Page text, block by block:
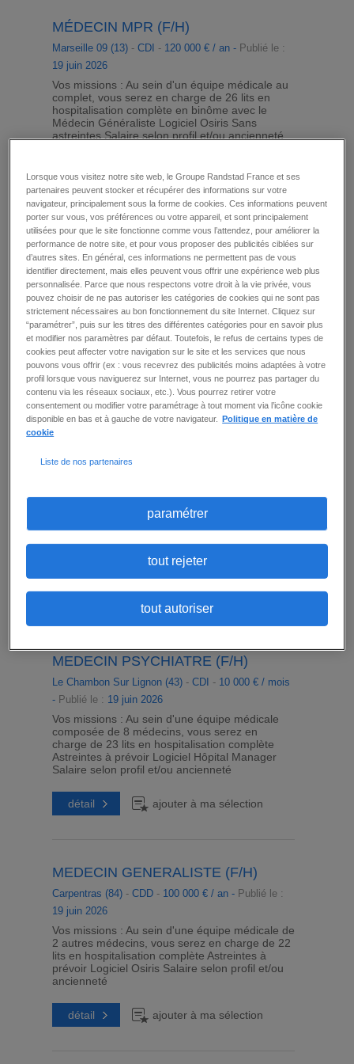
MÉDECIN MPR (F/H)
Marseille 09 (13)- CDI - 120 000 € / an - Publié le :
19 juin 2026
Vos missions : Au sein d'un équipe médicale au
complet, vous serez en charge de 26 lits en
hospitalisation complète en binôme avec le
Médecin Généraliste Logiciel Osiris Sans
astreintes Salaire selon profil et/ou ancienneté
PHARMACIEN HOSPITALIER (F/H)
Riom Es Montagnes (15)-CDI-6 000 € / mois -
Publié le :19 juin 2026
Vos missions : Au sein d'une équipe composée
de 2 préparatrices en pharmacie, vous serez en
charge d'une PUI pour 3 établissements
d'environ 200 lits au total Sans astreintes
Salaire selon profil et/ou ancienneté
détail ajouter à ma sélection
Vos missions : Au sein d'une équipe médical de
deux médecins, vous serez en charge de 20 lits
en hospitalisation complète Astreintes à prévoir
Logiciel : Hôpital Manager Salaire selon profil
détail ajouter à ma sélection
MEDECIN PSYCHIATRE (F/H)
Le Chambon Sur Lignon (43)- CDI - 10 000 € / mois
- Publié le : 19 juin 2026
Vos missions : Au sein d'une équipe médicale
composée de 8 médecins, vous serez en
charge de 23 lits en hospitalisation complète
Astreintes à prévoir Logiciel Hôpital Manager
Salaire selon profil et/ou ancienneté
détail ajouter à ma sélection
MEDECIN GENERALISTE (F/H)
Carpentras (84)- CDD - 100 000 € / an - Publié le :
19 juin 2026
Vos missions : Au sein d'une équipe médicale de
2 autres médecins, vous serez en charge de 22
lits en hospitalisation complète Astreintes à
prévoir Logiciel Osiris Salaire selon profil et/ou
ancienneté
détail ajouter à ma sélection
Lorsque vous visitez notre site web, le Groupe Randstad France et ses
partenaires peuvent stocker et récupérer des informations sur votre
navigateur, principalement sous la forme de cookies. Ces informations peuvent
porter sur vous, vos préférences ou votre appareil, et sont principalement
utilisées pour que le site fonctionne comme vous l’attendez, pour améliorer la
performance de notre site, et pour vous proposer des publicités ciblées sur
d’autres sites. En général, ces informations ne permettent pas de vous
identifier directement, mais elles peuvent vous offrir une expérience web plus
personnalisée. Parce que nous respectons votre droit à la vie privée, vous
pouvez choisir de ne pas autoriser les catégories de cookies qui ne sont pas
strictement nécessaires au bon fonctionnement du site Internet. Cliquez sur
“paramétrer”, puis sur les titres des différentes catégories pour en savoir plus
et modifier nos paramètres par défaut. Toutefois, le refus de certains types de
cookies peut affecter votre navigation sur le site et les services que nous
pouvons vous offrir (ex : vous recevrez des publicités moins adaptées à votre
profil lorsque vous naviguerez sur Internet, vous ne pourrez pas partager du
contenu via les réseaux sociaux, etc.). Vous pourrez retirer votre
consentement ou modifier votre paramétrage à tout moment via l’icône cookie
disponible en bas et à gauche de votre navigateur.
Politique en matière de
cookie
Liste de nos partenaires
paramétrer
tout rejeter
tout autoriser